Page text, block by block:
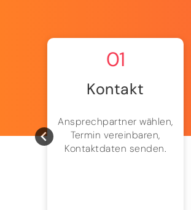
01
Kontakt
Ansprechpartner wählen,
Termin vereinbaren,
Kontaktdaten senden.